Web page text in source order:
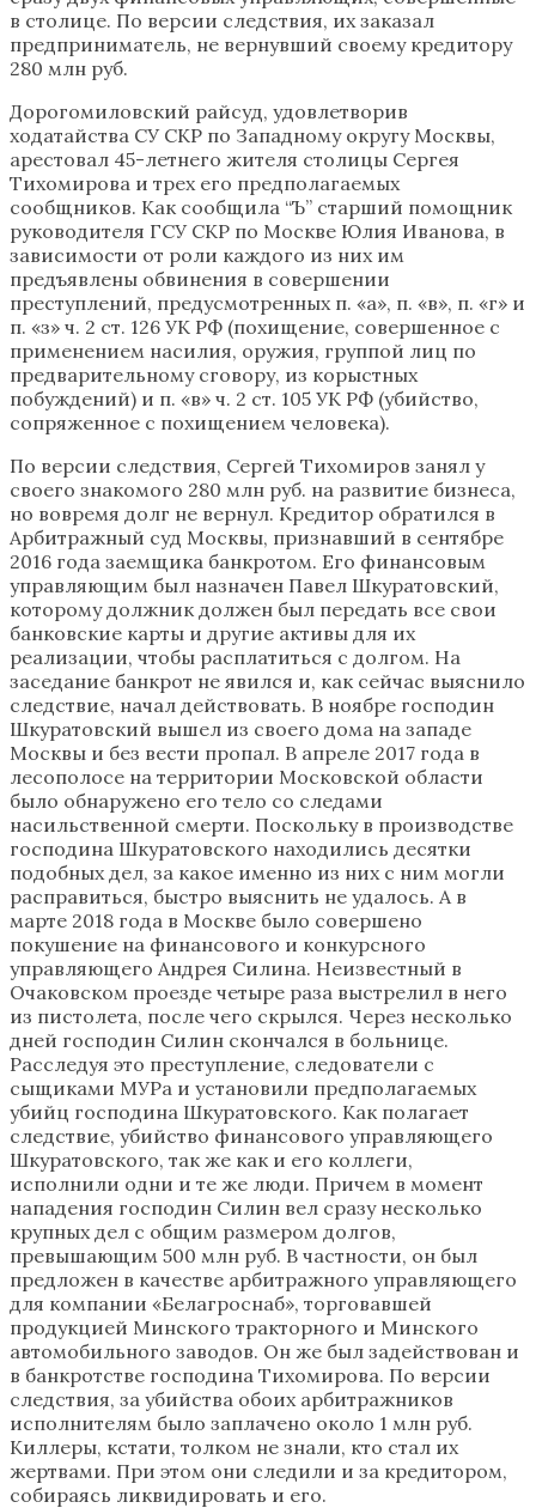
в столице. По версии следствия, их заказал
предприниматель, не вернувший своему кредитору
280 млн руб.
Дорогомиловский райсуд, удовлетворив
ходатайства СУ СКР по Западному округу Москвы,
арестовал 45-летнего жителя столицы Сергея
Тихомирова и трех его предполагаемых
сообщников. Как сообщила “Ъ” старший помощник
руководителя ГСУ СКР по Москве Юлия Иванова, в
зависимости от роли каждого из них им
предъявлены обвинения в совершении
преступлений, предусмотренных п. «а», п. «в», п. «г» и
п. «з» ч. 2 ст. 126 УК РФ (похищение, совершенное с
применением насилия, оружия, группой лиц по
предварительному сговору, из корыстных
побуждений) и п. «в» ч. 2 ст. 105 УК РФ (убийство,
сопряженное с похищением человека).
По версии следствия, Сергей Тихомиров занял у
своего знакомого 280 млн руб. на развитие бизнеса,
но вовремя долг не вернул. Кредитор обратился в
Арбитражный суд Москвы, признавший в сентябре
2016 года заемщика банкротом. Его финансовым
управляющим был назначен Павел Шкуратовский,
которому должник должен был передать все свои
банковские карты и другие активы для их
реализации, чтобы расплатиться с долгом. На
заседание банкрот не явился и, как сейчас выяснило
следствие, начал действовать. В ноябре господин
Шкуратовский вышел из своего дома на западе
Москвы и без вести пропал. В апреле 2017 года в
лесополосе на территории Московской области
было обнаружено его тело со следами
насильственной смерти. Поскольку в производстве
господина Шкуратовского находились десятки
подобных дел, за какое именно из них с ним могли
расправиться, быстро выяснить не удалось. А в
марте 2018 года в Москве было совершено
покушение на финансового и конкурсного
управляющего Андрея Силина. Неизвестный в
Очаковском проезде четыре раза выстрелил в него
из пистолета, после чего скрылся. Через несколько
дней господин Силин скончался в больнице.
Расследуя это преступление, следователи с
сыщиками МУРа и установили предполагаемых
убийц господина Шкуратовского. Как полагает
следствие, убийство финансового управляющего
Шкуратовского, так же как и его коллеги,
исполнили одни и те же люди. Причем в момент
нападения господин Силин вел сразу несколько
крупных дел с общим размером долгов,
превышающим 500 млн руб. В частности, он был
предложен в качестве арбитражного управляющего
для компании «Белагроснаб», торговавшей
продукцией Минского тракторного и Минского
автомобильного заводов. Он же был задействован и
в банкротстве господина Тихомирова. По версии
следствия, за убийства обоих арбитражников
исполнителям было заплачено около 1 млн руб.
Киллеры, кстати, толком не знали, кто стал их
жертвами. При этом они следили и за кредитором,
собираясь ликвидировать и его.